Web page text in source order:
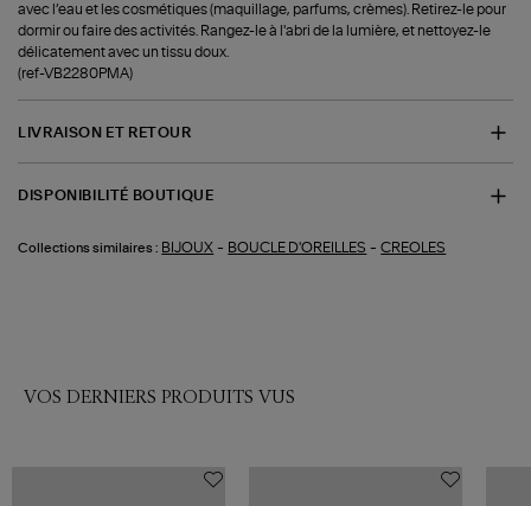
avec l’eau et les cosmétiques (maquillage, parfums, crèmes). Retirez-le pour
dormir ou faire des activités. Rangez-le à l'abri de la lumière, et nettoyez-le
délicatement avec un tissu doux.
(ref-VB2280PMA)
LIVRAISON ET RETOUR
DISPONIBILITÉ BOUTIQUE
Collections similaires : BIJOUX - BOUCLE D'OREILLES -CREOLES
VOS DERNIERS PRODUITS VUS